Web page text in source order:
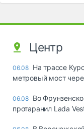
Центр
06.08 На трассе
метровый мост
06.08 Во
протаранил Lada